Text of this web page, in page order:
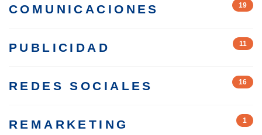
COMUNICACIONES
19
PUBLICIDAD 11
REDES SOCIALES 16
REMARKETING 1